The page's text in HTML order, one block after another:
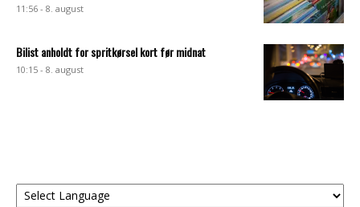
11:56 - 8. august
Bilist anholdt for spritkørsel kort før midnat
10:15 - 8. august